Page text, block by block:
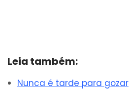
Leia também:
Nunca é tarde para gozar